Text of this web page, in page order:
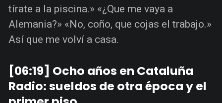
tírate a la piscina.» «¿Que me vaya a
Alemania?» «No, coño, que cojas el trabajo.»
Así que me volví a casa.
[06:19] Ocho años en Cataluña
Radio: sueldos de otra época y el